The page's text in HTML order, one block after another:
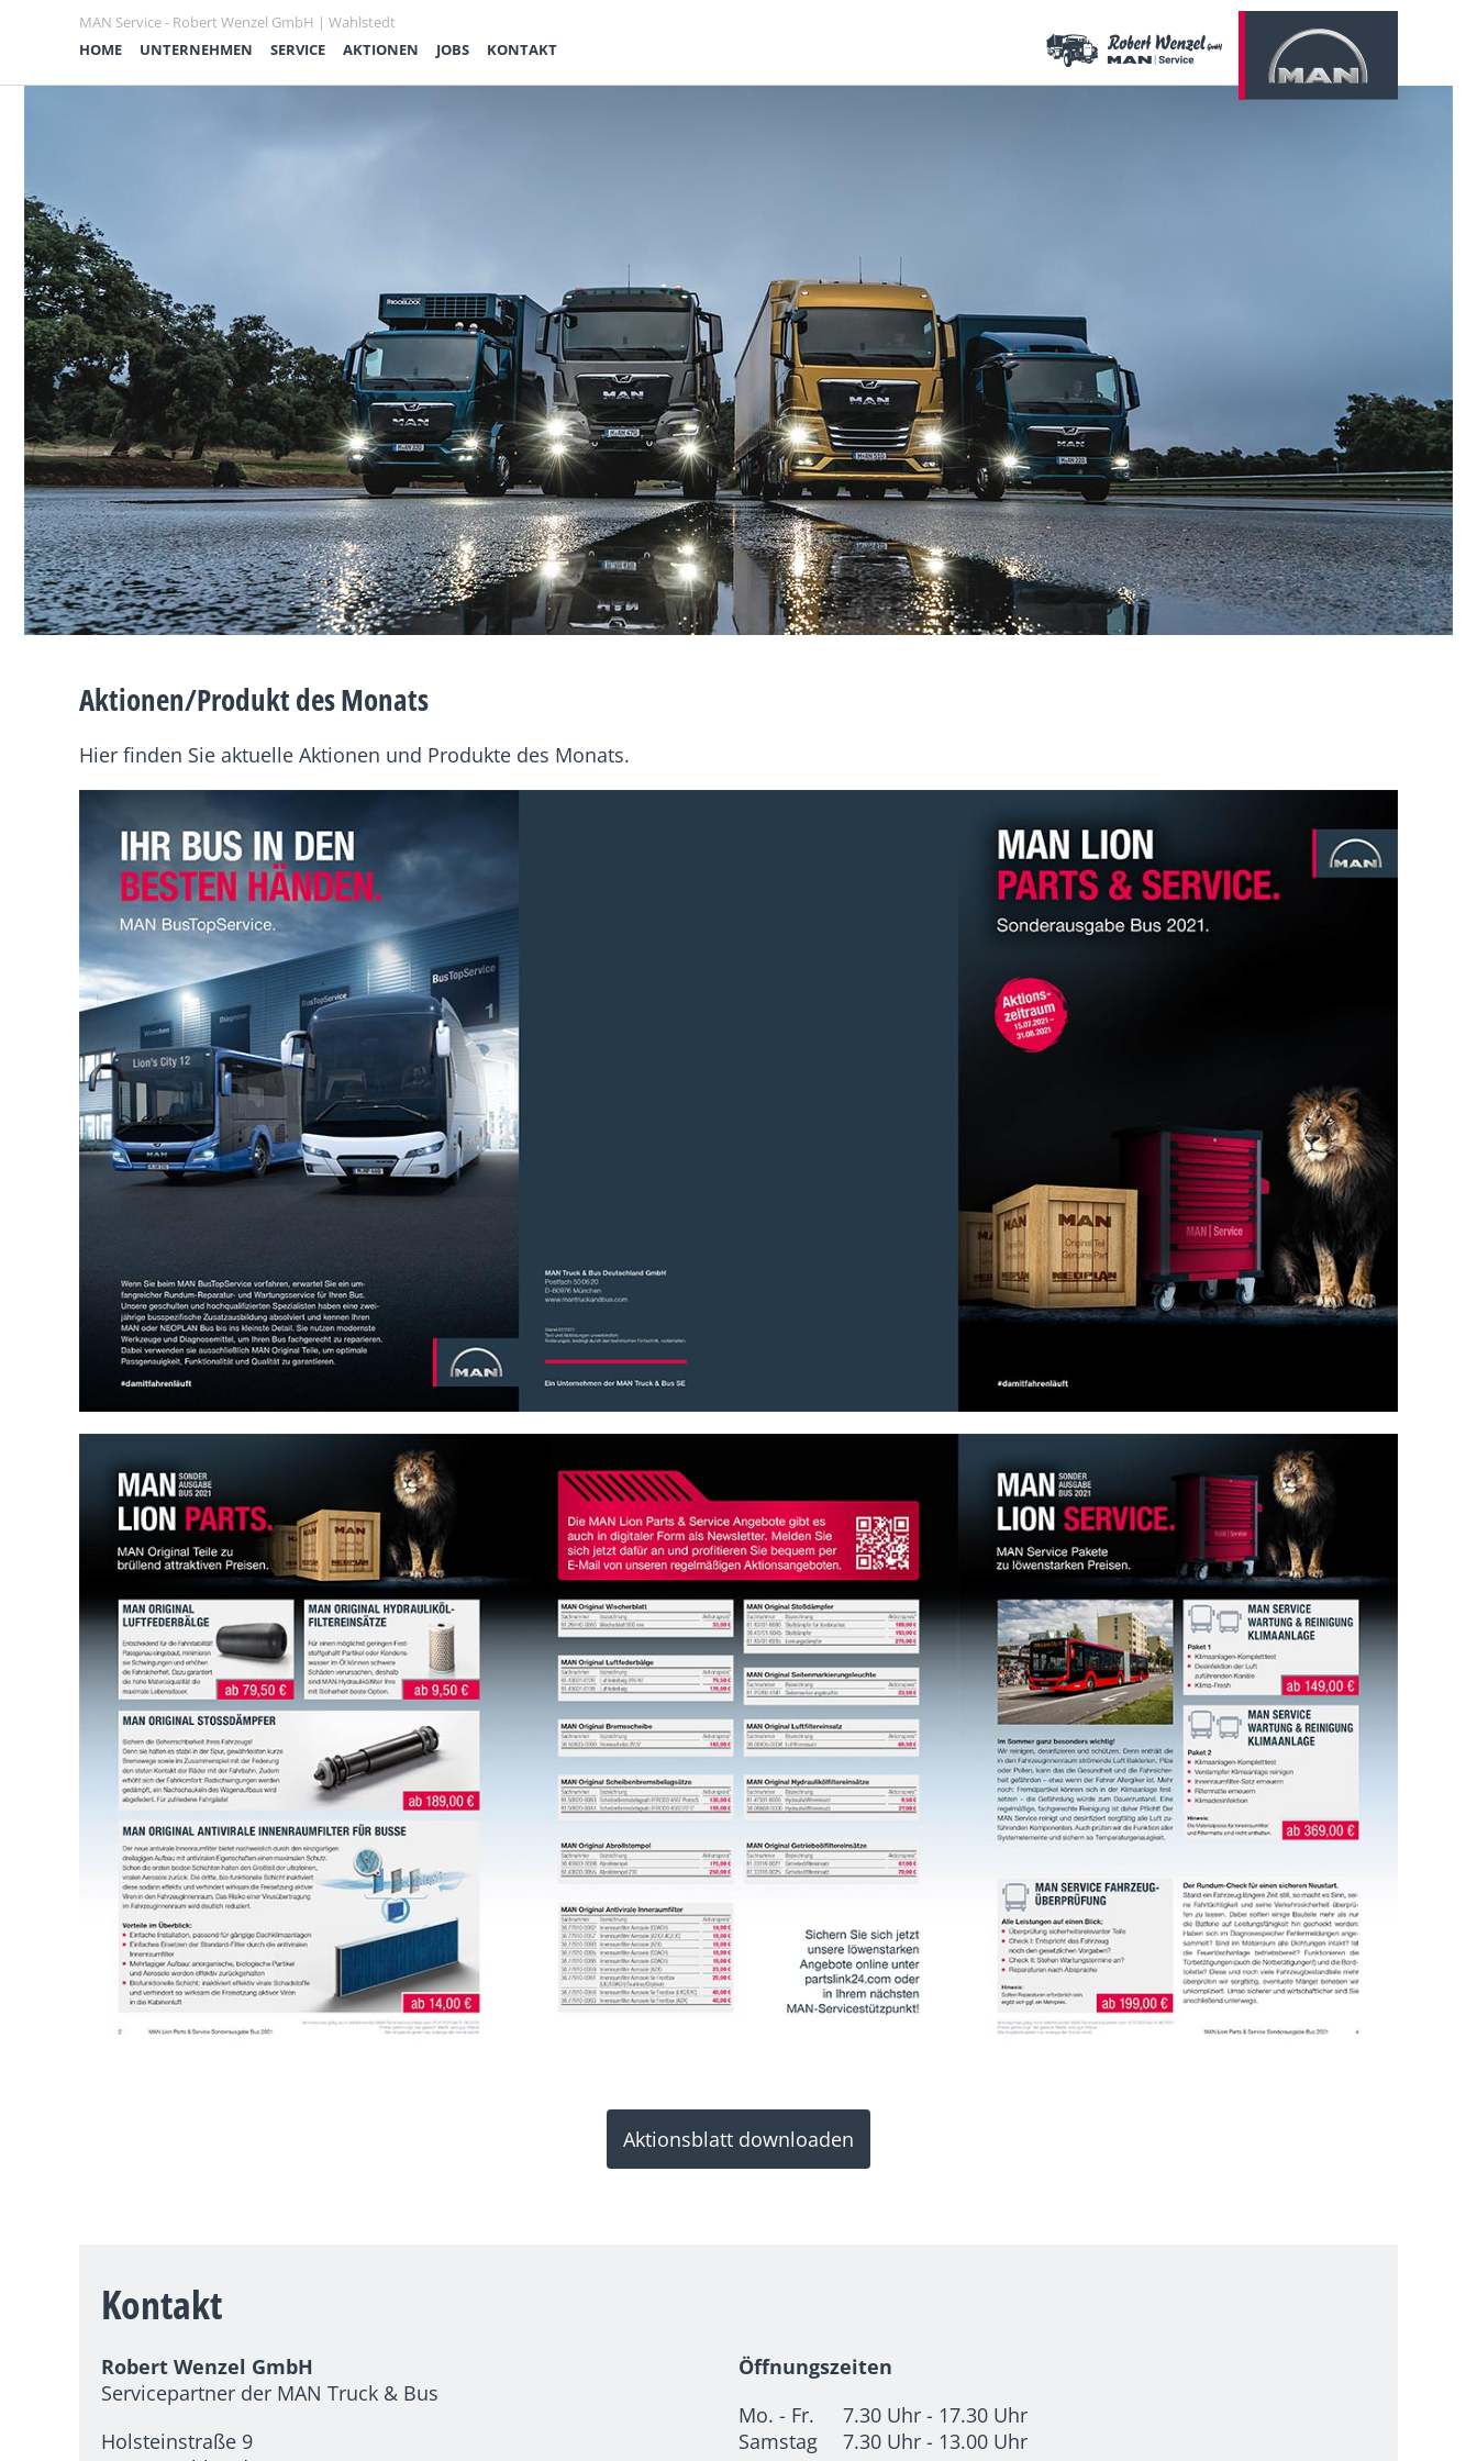
MAN Service - Robert Wenzel GmbH | Wahlstedt
HOME
UNTERNEHMEN SERVICE AKTIONEN JOBS KONTAKT
Aktionen/Produkt des Monats
Hier finden Sie aktuelle Aktionen und Produkte des Monats.
Aktionsblatt downloaden
Kontakt
Robert Wenzel GmbH
Servicepartner der MAN Truck & Bus
Holsteinstraße 9
Öffnungszeiten
Mo. - Fr.
7.30 Uhr - 17.30 Uhr
Samstag
7.30 Uhr - 13.00 Uhr